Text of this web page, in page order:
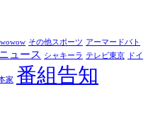
wowow その他スポーツ アーマードバト
ュース シャキーラ テレビ東京 ドイ
家 番組告知